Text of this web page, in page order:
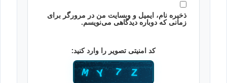
ذخیره نام، ایمیل و وبسایت من در مرورگر برای
زمانی که دوباره دیدگاهی می‌نویسم.
کد امنیتی تصویر را وارد کنید: